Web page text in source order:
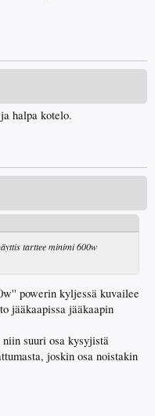
halpa kotelo.
tarttee minimi 600w
powerin kyljessä kuvailee
jääkaapissa jääkaapin
niin suuri osa kysyjistä
joskin osa noistakin